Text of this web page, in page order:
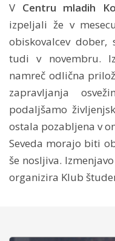
V Centru mladih
izpeljali že v
obiskovalcev
tudi v novembru.
namreč odlična
zapravljanja
podaljšamo
ostala pozabljena v
Seveda morajo biti
še nosljiva.
organizira Klub